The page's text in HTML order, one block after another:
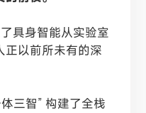
具身智能从实验室
正以前所未有的深
三智” 构建了全栈